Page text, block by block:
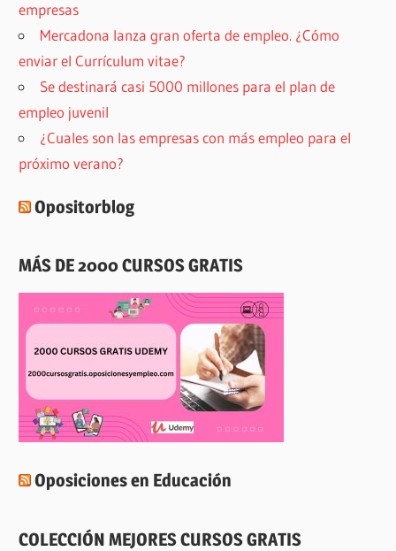
empresas
Mercadona lanza gran oferta de empleo. ¿Cómo
enviar el Currículum vitae?
Se destinará casi 5000 millones para el plan de
empleo juvenil
¿Cuales son las empresas con más empleo para el
próximo verano?
Opositorblog
MÁS DE 2000 CURSOS GRATIS
Oposiciones en Educación
COLECCIÓN MEJORES CURSOS GRATIS